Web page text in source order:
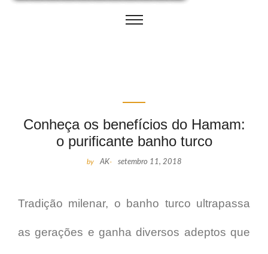
Conheça os benefícios do Hamam:
o purificante banho turco
by AK- setembro 11, 2018
Tradição milenar, o banho turco ultrapassa
as gerações e ganha diversos adeptos que